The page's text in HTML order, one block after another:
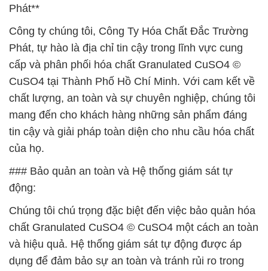
Phát**
Công ty chúng tôi, Công Ty Hóa Chất Đắc Trường
Phát, tự hào là địa chỉ tin cậy trong lĩnh vực cung
cấp và phân phối hóa chất Granulated CuSO4 ©
CuSO4 tại Thành Phố Hồ Chí Minh. Với cam kết về
chất lượng, an toàn và sự chuyên nghiệp, chúng tôi
mang đến cho khách hàng những sản phẩm đáng
tin cậy và giải pháp toàn diện cho nhu cầu hóa chất
của họ.
### Bảo quản an toàn và Hệ thống giám sát tự
động:
Chúng tôi chú trọng đặc biệt đến việc bảo quản hóa
chất Granulated CuSO4 © CuSO4 một cách an toàn
và hiệu quả. Hệ thống giám sát tự động được áp
dụng để đảm bảo sự an toàn và tránh rủi ro trong